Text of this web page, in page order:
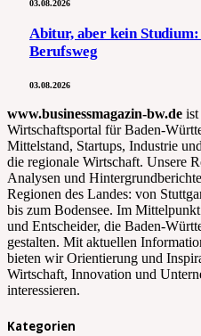
03.08.2026
Abitur, aber kein
Berufsweg
03.08.2026
www.businessmagazin-bw.de ist
Wirtschaftsportal für Baden-
Mittelstand, Startups, Industrie
die regionale Wirtschaft. Unsere
Analysen und
Regionen des Landes: von
bis zum Bodensee. Im
und Entscheider, die Baden-
gestalten. Mit aktuellen
bieten wir Orientierung und
Wirtschaft, Innovation und
interessieren.
Kategorien